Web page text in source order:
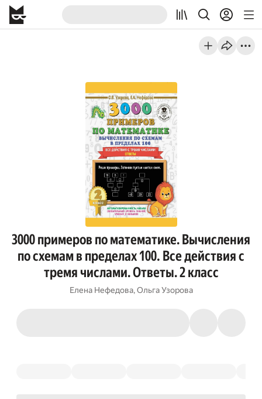
3000 примеров по математике. Вычисления
по схемам в пределах 100. Все действия с
тремя числами. Ответы. 2 класс
Елена Нефедова,Ольга Узорова